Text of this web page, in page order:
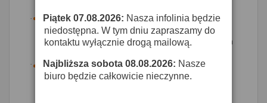
Wbudowane brzmienia i funkcje
edukacyjne– idealne do nauki i regularnych
Lekka, mobilna konstrukcja– łatwe
· Piątek 07.08.2026: Nasza infolinia będzie
niedostępna. W tym dniu zapraszamy do
kontaktu wyłącznie drogą mailową.
· Najbliższa sobota 08.08.2026: Nasze
biuro będzie całkowicie nieczynne.